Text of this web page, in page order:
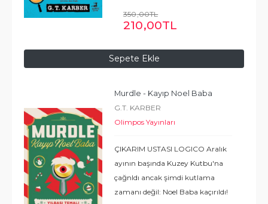
Sepete Ekle
uluslararası bulmaca fenomeni
...Devamı
350,00TL
210,00TL
Murdle - Kayıp Noel Baba
G.T. KARBER
Olimpos Yayınları
ÇIKARIM USTASI LOGICO Aralık
ayının başında Kuzey Kutbu'na
çağnldı ancak şimdi kutlama
zamanı değil: Noel Baba kaçırıldı!